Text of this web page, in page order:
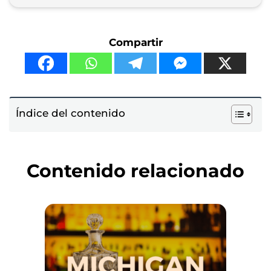
Compartir
Índice del contenido
Contenido relacionado